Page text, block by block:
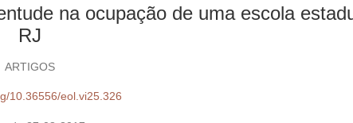
na ocupação de uma escola
RJ
ARTIGOS
10.36556/eol.vi25.326